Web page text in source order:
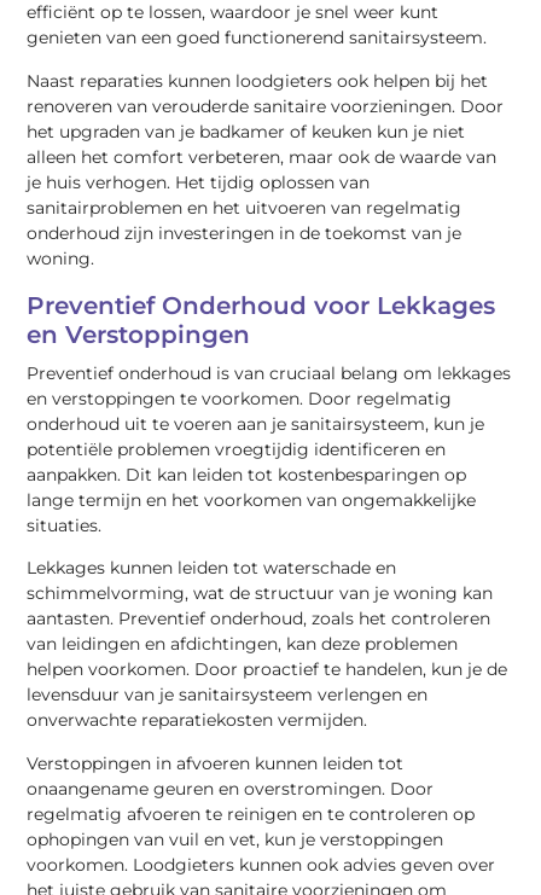
efficiënt op te lossen, waardoor je snel weer kunt
genieten van een goed functionerend sanitairsysteem.
Naast reparaties kunnen loodgieters ook helpen bij het
renoveren van verouderde sanitaire voorzieningen. Door
het upgraden van je badkamer of keuken kun je niet
alleen het comfort verbeteren, maar ook de waarde van
je huis verhogen. Het tijdig oplossen van
sanitairproblemen en het uitvoeren van regelmatig
onderhoud zijn investeringen in de toekomst van je
woning.
Preventief Onderhoud voor Lekkages
en Verstoppingen
Preventief onderhoud is van cruciaal belang om lekkages
en verstoppingen te voorkomen. Door regelmatig
onderhoud uit te voeren aan je sanitairsysteem, kun je
potentiële problemen vroegtijdig identificeren en
aanpakken. Dit kan leiden tot kostenbesparingen op
lange termijn en het voorkomen van ongemakkelijke
situaties.
Lekkages kunnen leiden tot waterschade en
schimmelvorming, wat de structuur van je woning kan
aantasten. Preventief onderhoud, zoals het controleren
van leidingen en afdichtingen, kan deze problemen
helpen voorkomen. Door proactief te handelen, kun je de
levensduur van je sanitairsysteem verlengen en
onverwachte reparatiekosten vermijden.
Verstoppingen in afvoeren kunnen leiden tot
onaangename geuren en overstromingen. Door
regelmatig afvoeren te reinigen en te controleren op
ophopingen van vuil en vet, kun je verstoppingen
voorkomen. Loodgieters kunnen ook advies geven over
het juiste gebruik van sanitaire voorzieningen om